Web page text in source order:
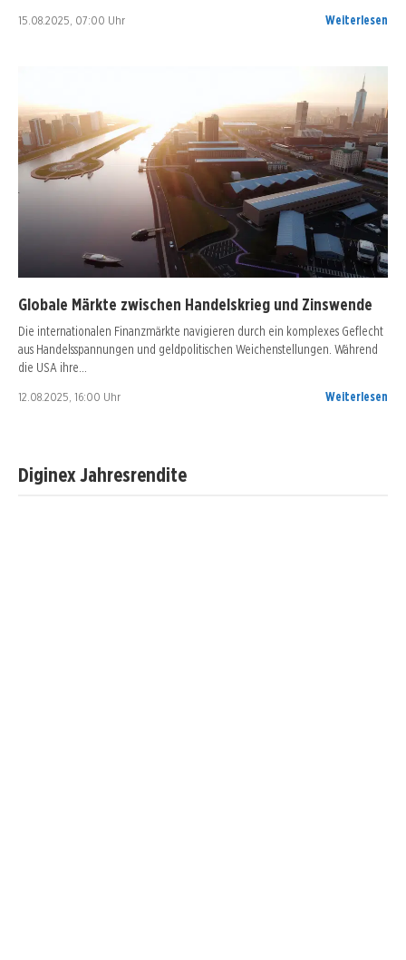
15.08.2025, 07:00 Uhr Weiterlesen
Globale Märkte zwischen Handelskrieg und Zinswende
Die internationalen Finanzmärkte navigieren durch ein komplexes Geflecht
aus Handelsspannungen und geldpolitischen Weichenstellungen. Während
die USA ihre…
12.08.2025, 16:00 Uhr Weiterlesen
Diginex Jahresrendite